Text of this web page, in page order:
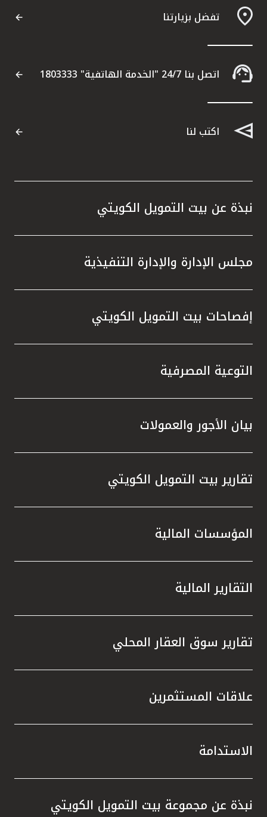
تفضل بزيارتنا
اتصل بنا 24/7 "الخدمة الهاتفية" 1803333
اكتب لنا
نبذة عن بيت التمويل الكويتي
مجلس الإدارة والإدارة التنفيذية
إفصاحات بيت التمويل الكويتي
التوعية المصرفية
بيان الأجور والعمولات
تقارير بيت التمويل الكويتي
المؤسسات المالية
التقارير المالية
تقارير سوق العقار المحلي
علاقات المستثمرين
الاستدامة
نبذة عن مجموعة بيت التمويل الكويتي